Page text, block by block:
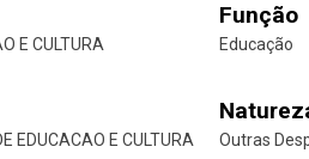
E CULTURA
Função
Educação
EDUCACAO E CULTURA Outras